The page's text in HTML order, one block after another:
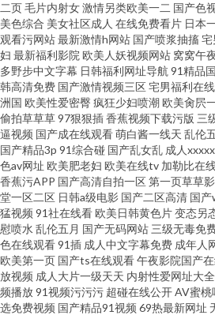
二页毛片内射女激情另类欧美一二 国产色
美色综合 美女社区成人 在线免费看片 日本
观看污网站最新激情h网站 国产喷浆抽搐宅
妇 最新福利影院 欧美人妖视频网站 窝窝午
多野步中文字幕 日韩福利网址导航 91精品
韩高清免费 国产激情视频三区宅男福利在
洲国 欧美性爱密臀疯狂少妇喷潮欧美肏屄
偷拍草草草97狠狠插香蕉视频下载污版 三
逼视频 国产成在线观看萌白酱一线天 乱伦
国产精品3p 91综合碰 国产乱女乱 成人xxxxx
色av网址 欧美肥老妇 欧美在线tv 加勒比在
香蕉污APP 国产高清自拍一区第一页草草
堂一区二区 日韩a级电影 国产二区高清 国
猛视频 91社在线看欧美日韩黄色片变态另
慰喷水 乱伦五月 国产无码网站 三级无毒免
色在线观看91插 成人中文字幕免费 成年人
欧美第一页 国产ts在线观看午夜影院国产
放视频 成人大片一级天天 内射性爱网址大全
频播放91视频污污污 超碰在线公开AV蜜桃
选免费视频 国产精品91视频 69热最新网址